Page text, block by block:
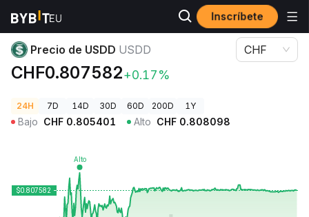
Inscríbete
Precios de Criptomonedas Precio de USDD USDD
Precio de USDD USDD
CHF0.807582+0.17%
CHF
24H 7D 14D 30D 60D 200D 1Y
Bajo CHF 0.805401 Alto CHF 0.808098